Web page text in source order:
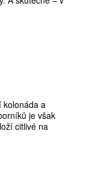
kolonáda a
je však
citlivé na